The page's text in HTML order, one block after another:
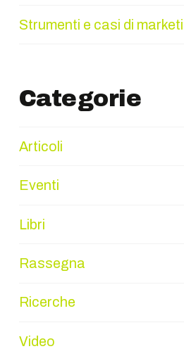
Strumenti e casi di
Categorie
Articoli
Eventi
Libri
Rassegna
Ricerche
Video